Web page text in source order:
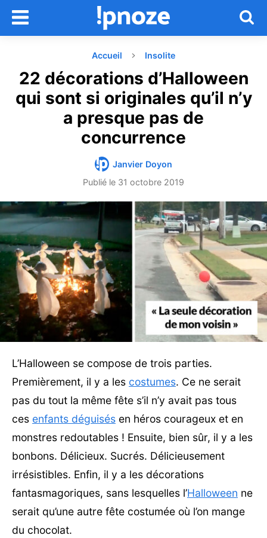
Accueil Insolite
22 décorations d’Halloween
qui sont si originales qu’il n’y
a presque pas de
concurrence
Janvier Doyon
Publié le 31 octobre 2019
L’Halloween se compose de trois parties.
Premièrement, il y a les costumes. Ce ne serait
pas du tout la même fête s’il n’y avait pas tous
ces enfants déguisés en héros courageux et en
monstres redoutables ! Ensuite, bien sûr, il y a les
bonbons. Délicieux. Sucrés. Délicieusement
irrésistibles. Enfin, il y a les décorations
fantasmagoriques, sans lesquelles l’Halloween ne
serait qu’une autre fête costumée où l’on mange
du chocolat.